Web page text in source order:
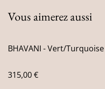
Vous aimerez aussi
BHAVANI - Vert/Turquoise
315,00 €